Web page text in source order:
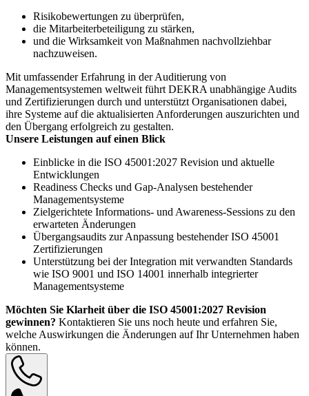
Risikobewertungen zu überprüfen,
die Mitarbeiterbeteiligung zu stärken,
und die Wirksamkeit von Maßnahmen nachvollziehbar
nachzuweisen.
Mit umfassender Erfahrung in der Auditierung von
Managementsystemen weltweit führt DEKRA unabhängige Audits
und Zertifizierungen durch und unterstützt Organisationen dabei,
ihre Systeme auf die aktualisierten Anforderungen auszurichten und
den Übergang erfolgreich zu gestalten.
Unsere Leistungen auf einen Blick
Einblicke in die ISO 45001:2027 Revision und aktuelle
Entwicklungen
Readiness Checks und Gap-Analysen bestehender
Managementsysteme
Zielgerichtete Informations- und Awareness-Sessions zu den
erwarteten Änderungen
Übergangsaudits zur Anpassung bestehender ISO 45001
Zertifizierungen
Unterstützung bei der Integration mit verwandten Standards
wie ISO 9001 und ISO 14001 innerhalb integrierter
Managementsysteme
Möchten Sie Klarheit über die ISO 45001:2027 Revision
gewinnen? Kontaktieren Sie uns noch heute und erfahren Sie,
welche Auswirkungen die Änderungen auf Ihr Unternehmen haben
können.